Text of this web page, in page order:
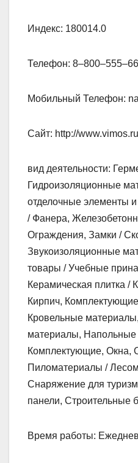
Индекс: 180014.0
Телефон:
Мобильный Телефон:
Сайт: http://www.vimos.ru
вид деятельности:
Гидроизоляционные
отделочные элементы
/ Фанера,
Ограждения, Замки /
Звукоизоляционные
товары / Учебные
Керамическая плитка /
Кирпич,
Кровельные
материалы, Напольные
Комплектующие, Окна,
Пиломатериалы /
Снаряжение для
панели, Строительные
Время работы: